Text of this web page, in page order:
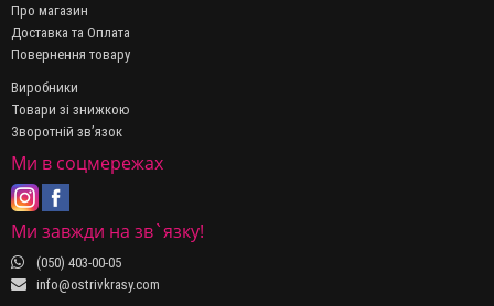
Про магазин
Доставка та Оплата
Повернення товару
Виробники
Товари зі знижкою
Зворотній зв’язок
Ми в соцмережах
Ми завжди на зв`язку!
(050) 403-00-05
info@ostrivkrasy.com